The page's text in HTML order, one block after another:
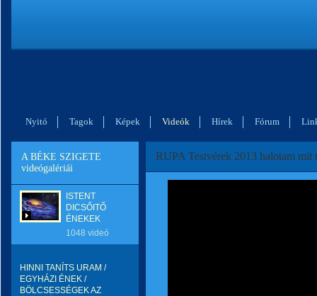
Nyitó Tagok Képek Videók Hírek Fórum
A BÉKE SZIGETE
videógalériái
ISTENT
DICSŐITŐ
ÉNEKEK
1048 videó
HINNI TANÍTS URAM /
EGYHÁZI ÉNEK /
BÖLCSESSÉGEK AZ
RUPA Testvérek 2013 halotam mit